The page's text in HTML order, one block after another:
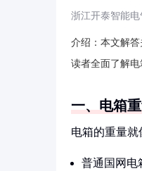
浙江开泰智能电
介绍： 本文解
读者全面了解电
一、电箱
电箱的重量就
普通国网电